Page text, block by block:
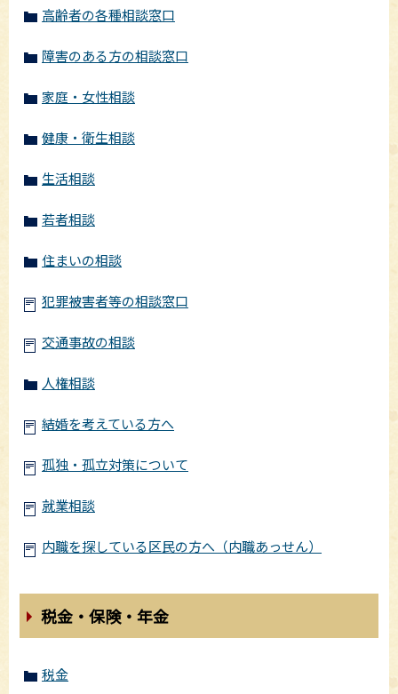
高齢者の各種相談窓口
障害のある方の相談窓口
家庭・女性相談
健康・衛生相談
生活相談
若者相談
住まいの相談
犯罪被害者等の相談窓口
交通事故の相談
人権相談
結婚を考えている方へ
孤独・孤立対策について
就業相談
内職を探している区民の方へ（内職あっせん）
税金・保険・年金
税金